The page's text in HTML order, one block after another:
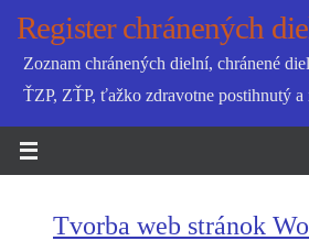
SkipRegister chránených
Zoznam chránených dielní, chránené
ŤZP, ZŤP, ťažko zdravotne postihnutý
Tvorba web stránok